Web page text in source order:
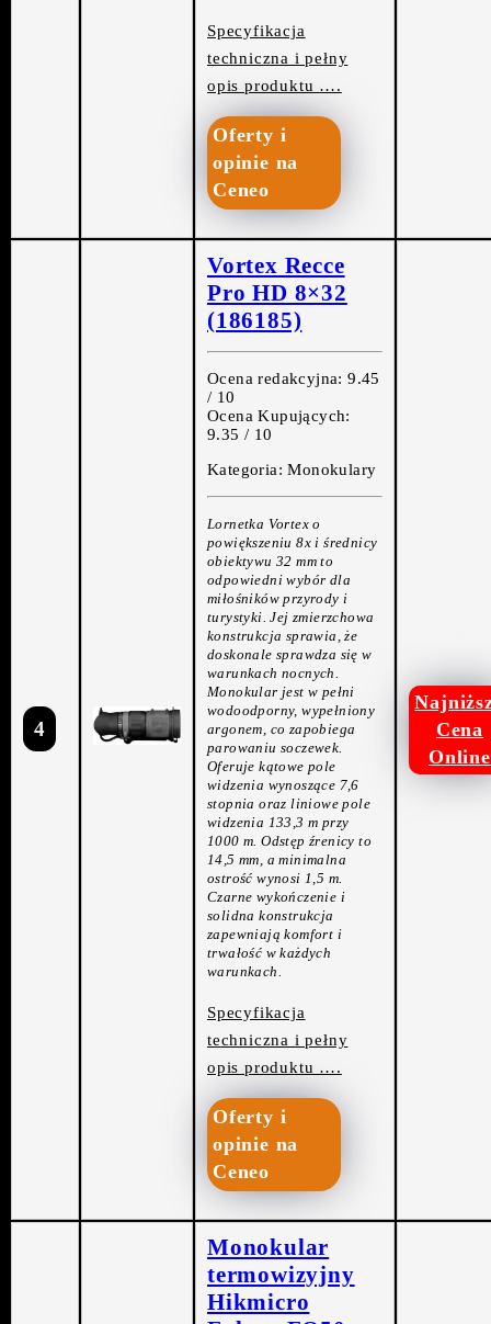
Specyfikacja
techniczna i pełny
opis produktu ….
Oferty i
opinie na
Ceneo
4
Vortex Recce
Pro HD 8×32
(186185)
Ocena redakcyjna: 9.45
/ 10
Ocena Kupujących:
9.35 / 10
Kategoria: Monokulary
Lornetka Vortex o
powiększeniu 8x i średnicy
obiektywu 32 mm to
odpowiedni wybór dla
miłośników przyrody i
turystyki. Jej zmierzchowa
konstrukcja sprawia, że
doskonale sprawdza się w
warunkach nocnych.
Monokular jest w pełni
wodoodporny, wypełniony
argonem, co zapobiega
parowaniu soczewek.
Oferuje kątowe pole
widzenia wynoszące 7,6
stopnia oraz liniowe pole
widzenia 133,3 m przy
1000 m. Odstęp źrenicy to
14,5 mm, a minimalna
ostrość wynosi 1,5 m.
Czarne wykończenie i
solidna konstrukcja
zapewniają komfort i
trwałość w każdych
warunkach.
Specyfikacja
techniczna i pełny
opis produktu ….
Oferty i
opinie na
Ceneo
Cena
Online
Monokular
termowizyjny
Hikmicro